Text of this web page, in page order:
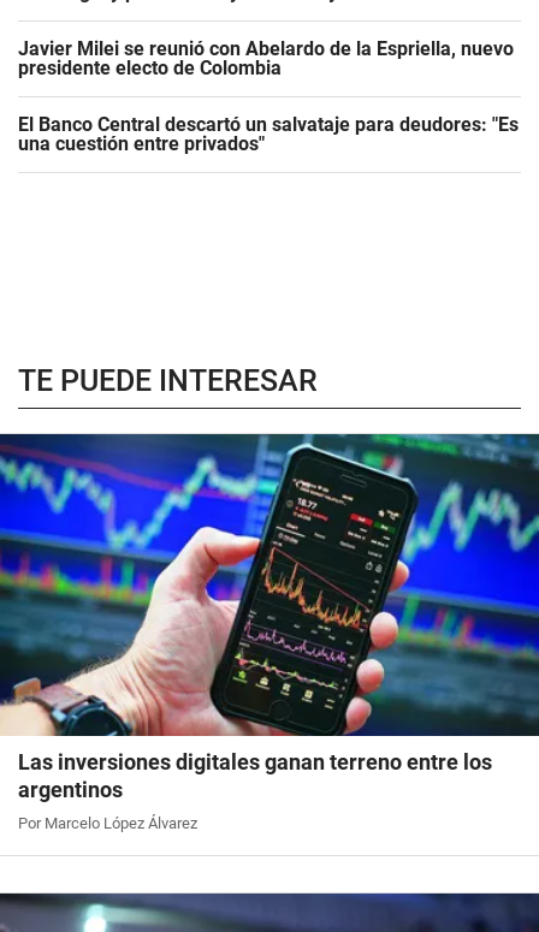
Javier Milei se reunió con Abelardo de la Espriella, nuevo
presidente electo de Colombia
El Banco Central descartó un salvataje para deudores: "Es
una cuestión entre privados"
TE PUEDE INTERESAR
Las inversiones digitales ganan terreno entre los
argentinos
Por Marcelo López Álvarez